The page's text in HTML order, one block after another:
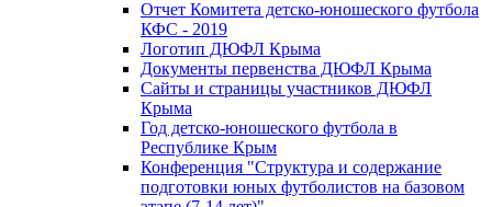
Отчет Комитета детско-юношеского футбола
КФС - 2019
Логотип ДЮФЛ Крыма
Документы первенства ДЮФЛ Крыма
Сайты и страницы участников ДЮФЛ
Крыма
Год детско-юношеского футбола в
Республике Крым
Конференция "Структура и содержание
подготовки юных футболистов на базовом